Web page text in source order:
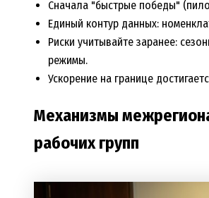
Сначала "быстрые победы"
Единый контур данных:
Риски учитывайте заранее:
режимы.
Ускорение на границе
Механизмы
рабочих групп